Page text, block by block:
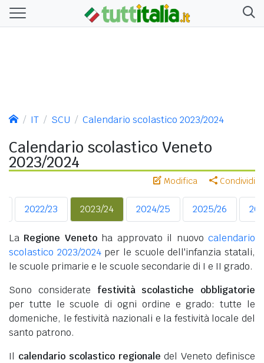
IT SCU Calendario scolastico 2023/2024
Calendario scolastico Veneto
2023/2024
Modifica Condividi
2022/23 2023/24 2024/25 2025/26
La Regione Venetoha approvato il nuovocalendario
scolastico 2023/2024per le scuole dell'infanzia statali,
le scuole primarie e le scuole secondarie di I e II grado.
Sono considerate festività scolastiche obbligatorie
per tutte le scuole di ogni ordine e grado: tutte le
domeniche, le festività nazionali e la festività locale del
santo patrono.
Il calendario scolastico regionale del Veneto definisce